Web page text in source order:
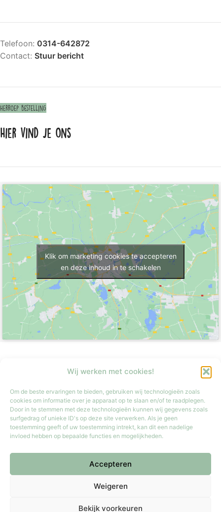
Wij werken met cookies!
Om de beste ervaringen te bieden, gebruiken wij technologieën zoals
cookies om informatie over je apparaat op te slaan en/of te raadplegen.
Door in te stemmen met deze technologieën kunnen wij gegevens zoals
surfgedrag of unieke ID's op deze site verwerken. Als je geen
toestemming geeft of uw toestemming intrekt, kan dit een nadelige
invloed hebben op bepaalde functies en mogelijkheden.
Accepteren
Weigeren
Bekijk voorkeuren
Telefoon: 0314-642872
Contact: Stuur bericht
Herroep bestelling
Hier vind je ons
Klik om marketing cookies te accepteren
en deze inhoud in te schakelen
Openingstijden
Zaterdag
9:30 tot 17:00
Iedere laatste zondag van de maand van 12:00 tot 17:00 geopend.